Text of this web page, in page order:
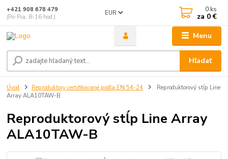
Menu
EUR
Hľadať
+421 908 678 479
(Po-Pia, 8-16 hod.)
0 ks
za 0 €
Úvod Reproduktory certifikované podľa EN 54-24
Reproduktorový stĺp Line
Array ALA10TAW-B
Reproduktorový stĺp Line Array
ALA10TAW-B